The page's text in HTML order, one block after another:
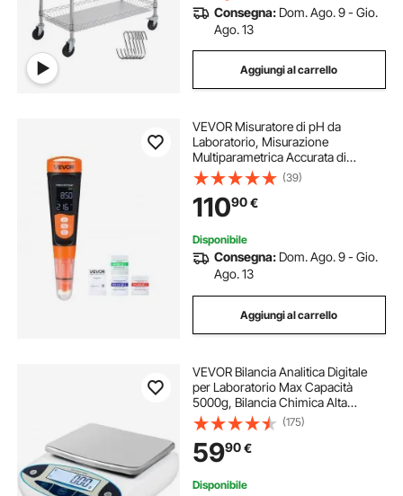
Consegna: Dom. Ago. 9 - Gio.
Ago. 13
Aggiungi al carrello
VEVOR Misuratore di pH da
Laboratorio, Misurazione
Multiparametrica Accurata di
pH/EC/TDS, Sonda Impermeabile
IP68, Kit Tascabile con Bustine di
Polvere di Calibrazione, Display VA,
per Analisi Acqua
(39)
11090€
Disponibile
Consegna: Dom. Ago. 9 - Gio.
Ago. 13
Aggiungi al carrello
VEVOR Bilancia Analitica Digitale
per Laboratorio Max Capacità
5000g, Bilancia Chimica Alta
Precisione 0.01g, Bilancia Tecnica
applicata a Laboratori, Università,
Aziende, Industrie, Gioiellieri ecc
(175)
5990€
Disponibile